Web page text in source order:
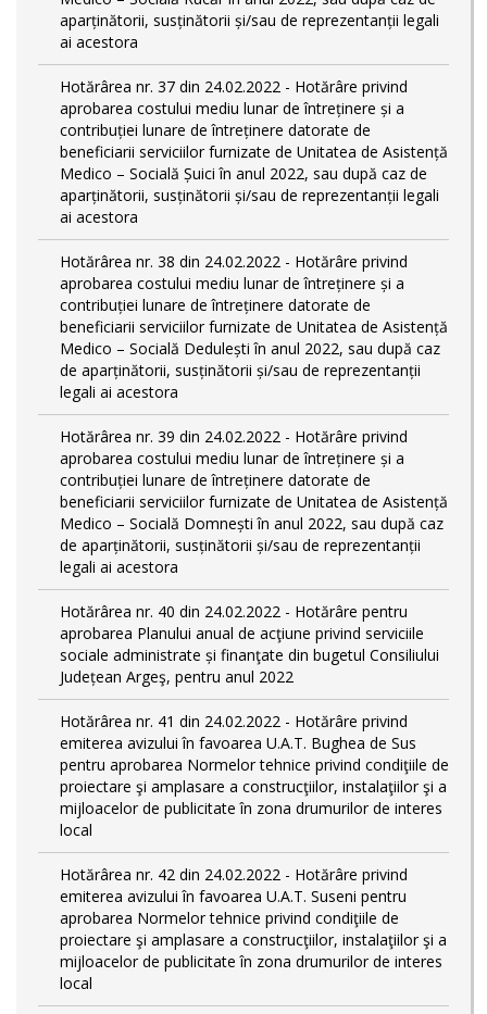
aparținătorii, susținătorii și/sau de reprezentanții legali
ai acestora
Hotărârea nr. 37 din 24.02.2022 - Hotărâre privind
aprobarea costului mediu lunar de întreținere și a
contribuției lunare de întreținere datorate de
beneficiarii serviciilor furnizate de Unitatea de Asistență
Medico – Socială Șuici în anul 2022, sau după caz de
aparținătorii, susținătorii și/sau de reprezentanții legali
ai acestora
Hotărârea nr. 38 din 24.02.2022 - Hotărâre privind
aprobarea costului mediu lunar de întreținere și a
contribuției lunare de întreținere datorate de
beneficiarii serviciilor furnizate de Unitatea de Asistență
Medico – Socială Dedulești în anul 2022, sau după caz
de aparținătorii, susținătorii și/sau de reprezentanții
legali ai acestora
Hotărârea nr. 39 din 24.02.2022 - Hotărâre privind
aprobarea costului mediu lunar de întreținere și a
contribuției lunare de întreținere datorate de
beneficiarii serviciilor furnizate de Unitatea de Asistență
Medico – Socială Domnești în anul 2022, sau după caz
de aparținătorii, susținătorii și/sau de reprezentanții
legali ai acestora
Hotărârea nr. 40 din 24.02.2022 - Hotărâre pentru
aprobarea Planului anual de acţiune privind serviciile
sociale administrate și finanţate din bugetul Consiliului
Județean Argeş, pentru anul 2022
Hotărârea nr. 41 din 24.02.2022 - Hotărâre privind
emiterea avizului în favoarea U.A.T. Bughea de Sus
pentru aprobarea Normelor tehnice privind condiţiile de
proiectare şi amplasare a construcţiilor, instalaţiilor şi a
mijloacelor de publicitate în zona drumurilor de interes
local
Hotărârea nr. 42 din 24.02.2022 - Hotărâre privind
emiterea avizului în favoarea U.A.T. Suseni pentru
aprobarea Normelor tehnice privind condiţiile de
proiectare şi amplasare a construcţiilor, instalaţiilor şi a
mijloacelor de publicitate în zona drumurilor de interes
local